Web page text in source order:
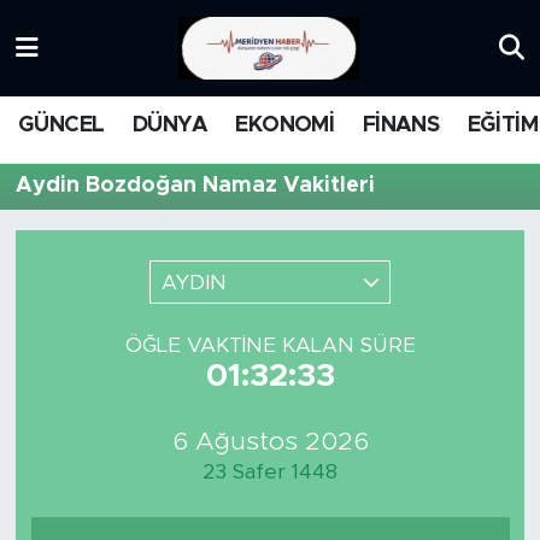
GÜNCEL DÜNYA EKONOMİ FİNANS EĞİTİM
Aydin Bozdoğan Namaz Vakitleri
AYDIN
ÖĞLE VAKTINE KALAN SÜRE
01:32:33
6 Ağustos 2026
23 Safer 1448
MANŞET
FİNANS
KARİKATÜR
İstanbul Namaz Vakitleri
Trafik Durumu
Süper Lig Puan Durumu ve Fikstür
Son Dakika Haberleri
Haber Arşivi